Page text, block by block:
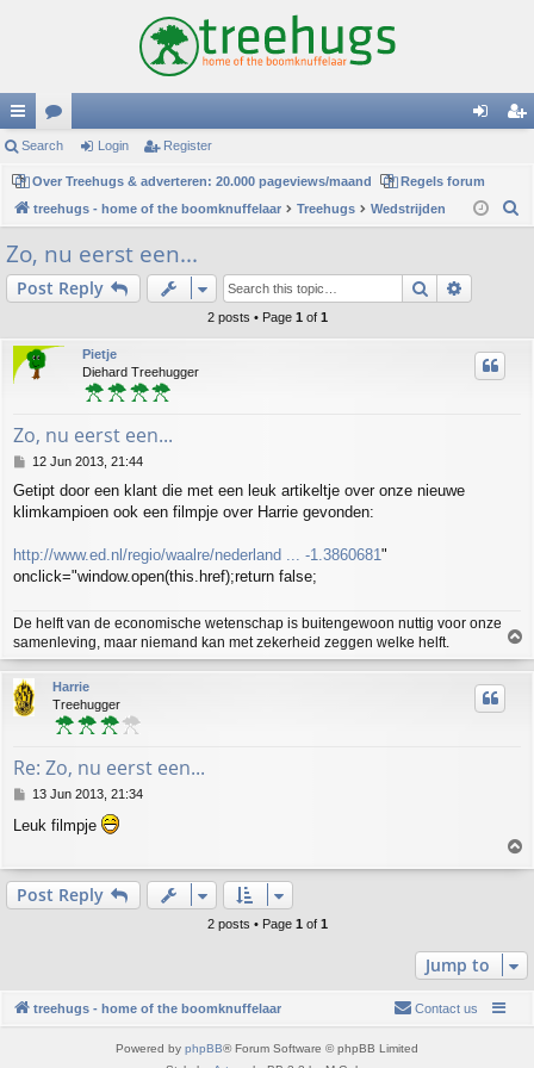
ui
ck
lin
ks
or
u
m
s
in
er
Search Login Register
Over Treehugs & adverteren: 20.000 pageviews/maand
Regels forum
treehugs - home of the boomknuffelaar
Treehugs Wedstrijden
h
Zo, nu eerst een...
Post Reply Search
2 posts • Page 1 of 1
Pietje
Diehard Treehugger
Zo, nu eerst een...
P
s
t
12 Jun 2013, 21:44
Getipt door een klant die met een leuk artikeltje over onze nieuwe
klimkampioen ook een filmpje over Harrie gevonden:
http://www.ed.nl/regio/waalre/nederland ... -1.3860681"
onclick="window.open(this.href);return false;
De helft van de economische wetenschap is buitengewoon nuttig voor onze
samenleving, maar niemand kan met zekerheid zeggen welke helft.
o
p
Harrie
Treehugger
Re: Zo, nu eerst een...
P
s
13 Jun 2013, 21:34
Leuk filmpje
Post Reply
2 posts • Page 1 of 1
Jump to
treehugs - home of the boomknuffelaar Contact us
Powered by phpBB® Forum Software © phpBB Limited